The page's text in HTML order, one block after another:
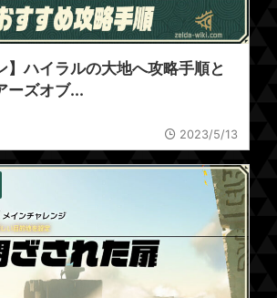
】ハイラルの大地へ攻略手順と
ーズオブ...
2023/5/13